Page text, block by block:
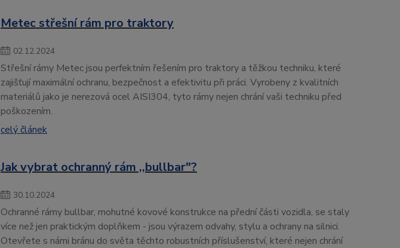
Metec střešní rám pro traktory
02.12.2024
Střešní rámy Metec jsou perfektním řešením pro traktory a těžkou techniku, které
zajišťují maximální ochranu, bezpečnost a efektivitu při práci. Vyrobeny z kvalitních
materiálů jako je nerezová ocel AISI304, tyto rámy nejen chrání vaši techniku před
poškozením.
celý článek
Jak vybrat ochranný rám ,,bullbar"?
30.10.2024
Ochranné rámy bullbar, mohutné kovové konstrukce na přední části vozidla, se staly
více než jen praktickým doplňkem - jsou výrazem odvahy, stylu a ochrany na silnici.
Otevřete s námi bránu do světa těchto robustních příslušenství, které nejen chrání